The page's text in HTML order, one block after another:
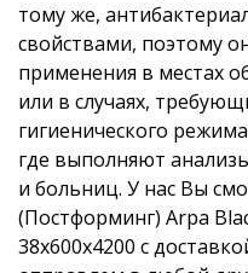
тому же,
свойствами, поэтому
применения в местах
или в случаях,
гигиенического
где выполняют
и больниц. У нас Вы
(Постформинг) Arpa
38x600x4200 с